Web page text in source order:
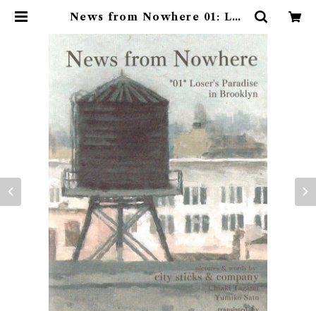
News from Nowhere 01: Los
audade Books